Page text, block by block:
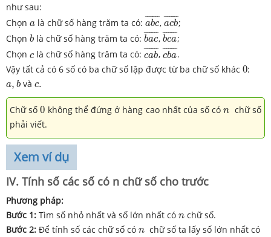
như sau:
Chọn a
a là chữ số hàng trăm ta có: ¯¯¯¯¯¯¯¯
abc
abc ¯
,¯¯¯¯¯¯¯¯
acb
acb
;
Chọn b
b là chữ số hàng trăm ta có: ¯¯¯¯¯¯¯¯
bac
bac¯
,¯¯¯¯¯¯¯¯
bca
bca¯
;
Chọn c
c là chữ số hàng trăm ta có: ¯¯¯¯¯¯¯¯
cab
cab ¯
,¯¯¯¯¯¯¯¯
cba
cba
.
Vậy tất cả có 6 số có ba chữ số lập được từ ba chữ số khác 0
0:
a, b
a,bvà c.
c
Chữ số0
0 không thể đứng ở hàng cao nhất của số cón
n chữ số
phải viết.
Xem ví dụ
IV. Tính số các số có n chữ số cho trước
Phương pháp:
Bước 1: Tìm số nhỏ nhất và số lớn nhất có n
n chữ số.
Bước 2: Để tính số các chữ số có n
n chữ số ta lấy số lớn nhất có